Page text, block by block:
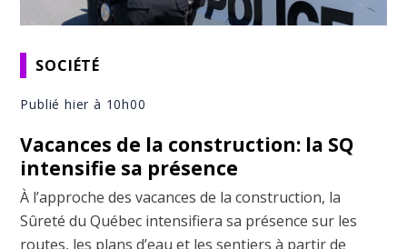
SOCIÉTÉ
Publié hier à 10h00
Vacances de la construction: la SQ
intensifie sa présence
À l’approche des vacances de la construction, la
Sûreté du Québec intensifiera sa présence sur les
routes, les plans d’eau et les sentiers à partir de